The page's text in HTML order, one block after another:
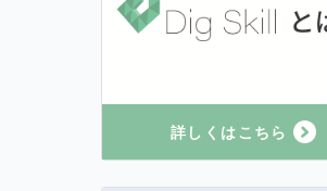
詳しくはこちら